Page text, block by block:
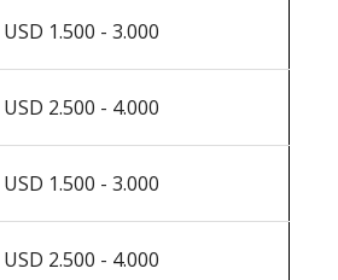
USD 1.500 - 3.000
USD 2.500 - 4.000
USD 1.500 - 3.000
USD 2.500 - 4.000